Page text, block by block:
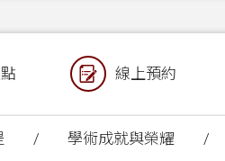
線上預約
學術成就與榮耀